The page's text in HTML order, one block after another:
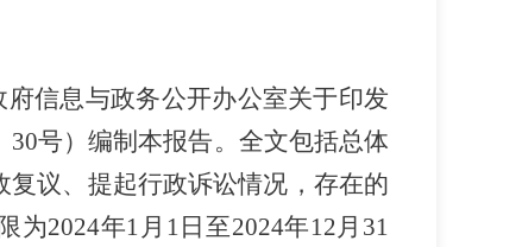
府信息与政务公开办公室关于印发
30号）编制本报告。全文包括总体
议、提起行政诉讼情况，存在的
为2024年1 月 1 日至2024年12月 31